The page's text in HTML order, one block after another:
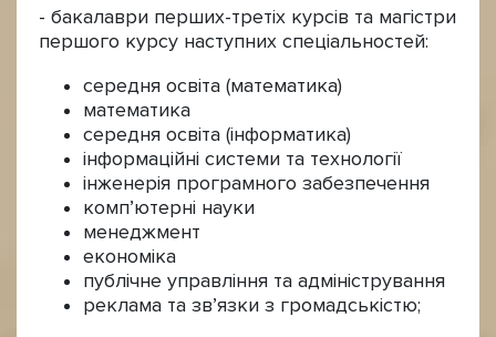
- бакалаври перших-третіх курсів та магістри
першого курсу наступних спеціальностей:
середня освіта (математика)
математика
середня освіта (інформатика)
інформаційні системи та технології
інженерія програмного забезпечення
комп’ютерні науки
менеджмент
економіка
публічне управління та адміністрування
реклама та зв’язки з громадськістю;